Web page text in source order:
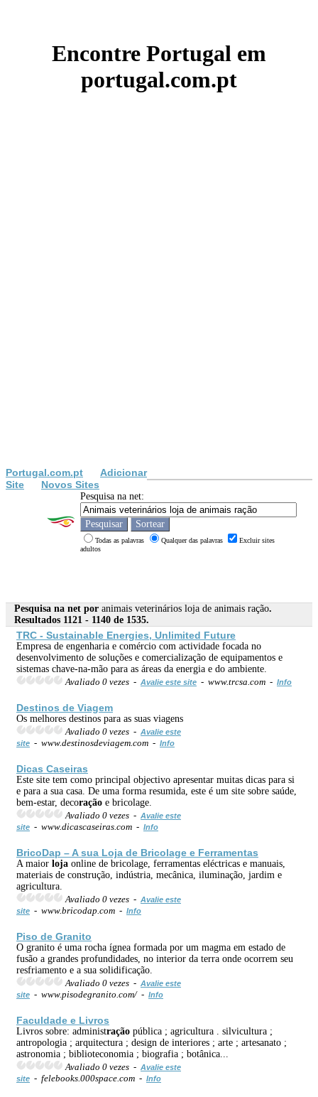
Encontre Portugal em
portugal.com.pt
Portugal.com.pt
Adicionar
Site
Novos Sites
Pesquisa na net:
Todas as palavras Qualquer das palavras
Excluir sites
adultos
Pesquisa na net por animais veterinários loja de animais ração.
Resultados 1121 - 1140 de 1535.
TRC - Sustainable Energies, Unlimited Future
Empresa de engenharia e comércio com actividade focada no
desenvolvimento de soluções e comercialização de equipamentos e
sistemas chave-na-mão para as áreas da energia e do ambiente.
Avaliado 0 vezes - Avalie este site - www.trcsa.com - Info
Destinos de Viagem
Os melhores destinos para as suas viagens
Avaliado 0 vezes - Avalie este
site - www.destinosdeviagem.com - Info
Dicas Caseiras
Este site tem como principal objectivo apresentar muitas dicas para si
e para a sua casa. De uma forma resumida, este é um site sobre saúde,
bem-estar, decoração e bricolage.
Avaliado 0 vezes - Avalie este
site - www.dicascaseiras.com - Info
BricoDap – A sua Loja de Bricolage e Ferramentas
A maior loja online de bricolage, ferramentas eléctricas e manuais,
materiais de construção, indústria, mecânica, iluminação, jardim e
agricultura.
Avaliado 0 vezes - Avalie este
site - www.bricodap.com - Info
Piso de Granito
O granito é uma rocha ígnea formada por um magma em estado de
fusão a grandes profundidades, no interior da terra onde ocorrem seu
resfriamento e a sua solidificação.
Avaliado 0 vezes - Avalie este
site - www.pisodegranito.com/ - Info
Faculdade e Livros
Livros sobre: administração pública ; agricultura . silvicultura ;
antropologia ; arquitectura ; design de interiores ; arte ; artesanato ;
astronomia ; biblioteconomia ; biografia ; botânica...
Avaliado 0 vezes - Avalie este
site - felebooks.000space.com - Info